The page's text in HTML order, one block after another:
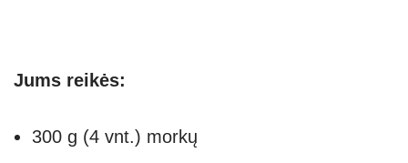
Jums reikės:
300 g (4 vnt.) morkų